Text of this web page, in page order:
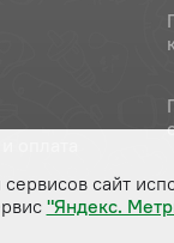
сайт
"Яндекс.